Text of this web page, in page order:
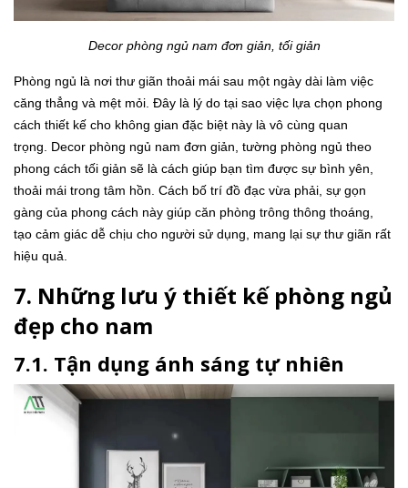
Decor phòng ngủ nam đơn giản, tối giản
Phòng ngủ là nơi thư giãn thoải mái sau một ngày dài làm việc
căng thẳng và mệt mỏi. Đây là lý do tại sao việc lựa chọn phong
cách thiết kế cho không gian đặc biệt này là vô cùng quan
trọng. Decor phòng ngủ nam đơn giản, tường phòng ngủ theo
phong cách tối giản sẽ là cách giúp bạn tìm được sự bình yên,
thoải mái trong tâm hồn. Cách bố trí đồ đạc vừa phải, sự gọn
gàng của phong cách này giúp căn phòng trông thông thoáng,
tạo cảm giác dễ chịu cho người sử dụng, mang lại sự thư giãn rất
hiệu quả.
7. Những lưu ý thiết kế phòng ngủ
đẹp cho nam
7.1. Tận dụng ánh sáng tự nhiên